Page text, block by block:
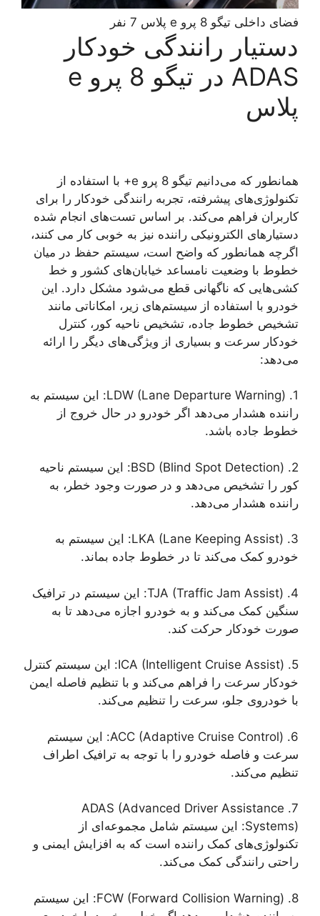
فضای داخلی تیگو 8 پرو e پلاس 7 نفر
دستیار رانندگی خودکار
ADAS در تیگو 8 پرو e
پلاس
همانطور که می‌دانیم تیگو 8 پرو e+ با استفاده از
تکنولوژی‌های پیشرفته، تجربه رانندگی خودکار را برای
کاربران فراهم می‌کند. بر اساس تست‌های انجام شده
دستیارهای الکترونیکی راننده نیز به خوبی کار می کنند،
اگرچه همانطور که واضح است، سیستم حفظ در میان
خطوط با وضعیت نامساعد خیابان‌های کشور و خط
کشی‌هایی که ناگهانی قطع می‌شود مشکل دارد. این
خودرو با استفاده از سیستم‌های زیر، امکاناتی مانند
تشخیص خطوط جاده، تشخیص ناحیه کور، کنترل
خودکار سرعت و بسیاری از ویژگی‌های دیگر را ارائه
می‌دهد:
1. LDW (Lane Departure Warning): این سیستم به
راننده هشدار می‌دهد اگر خودرو در حال خروج از
خطوط جاده باشد.
2. BSD (Blind Spot Detection): این سیستم ناحیه
کور را تشخیص می‌دهد و در صورت وجود خطر، به
راننده هشدار می‌دهد.
3. LKA (Lane Keeping Assist): این سیستم به
خودرو کمک می‌کند تا در خطوط جاده بماند.
4. TJA (Traffic Jam Assist): این سیستم در ترافیک
سنگین کمک می‌کند و به خودرو اجازه می‌دهد تا به
صورت خودکار حرکت کند.
5. ICA (Intelligent Cruise Assist): این سیستم کنترل
خودکار سرعت را فراهم می‌کند و با تنظیم فاصله ایمن
با خودروی جلو، سرعت را تنظیم می‌کند.
6. ACC (Adaptive Cruise Control): این سیستم
سرعت و فاصله خودرو را با توجه به ترافیک اطراف
تنظیم می‌کند.
7. ADAS (Advanced Driver Assistance
Systems): این سیستم شامل مجموعه‌ای از
تکنولوژی‌های کمک راننده است که به افزایش ایمنی و
راحتی رانندگی کمک می‌کند.
8. FCW (Forward Collision Warning): این سیستم